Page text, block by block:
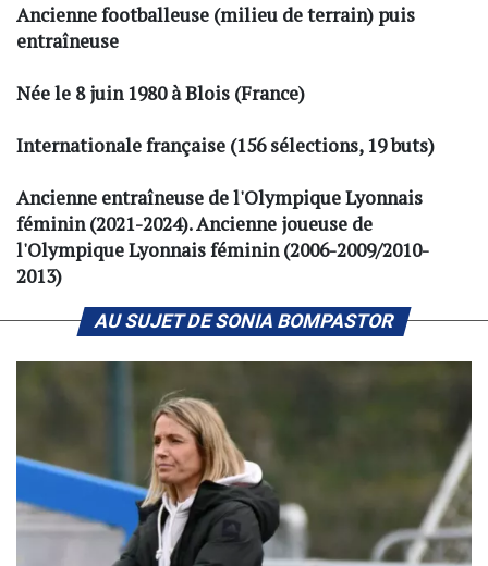
Ancienne footballeuse (milieu de terrain) puis
entraîneuse
Née le 8 juin 1980 à Blois (France)
Internationale française (156 sélections, 19 buts)
Ancienne entraîneuse de l'Olympique Lyonnais
féminin (2021-2024). Ancienne joueuse de
l'Olympique Lyonnais féminin (2006-2009/2010-
2013)
AU SUJET DE SONIA BOMPASTOR